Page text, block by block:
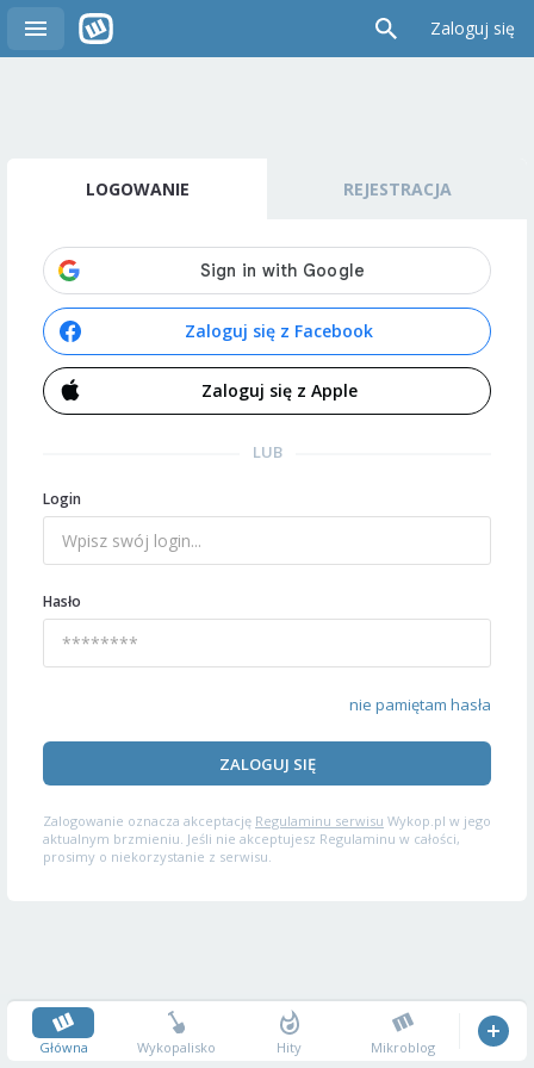
Zaloguj się
LOGOWANIE REJESTRACJA
Zaloguj się z Facebook
Zaloguj się z Apple
LUB
Login
Hasło
nie pamiętam hasła
ZALOGUJ SIĘ
Zalogowanie oznacza akceptację Regulaminu serwisu Wykop.pl w jego
aktualnym brzmieniu. Jeśli nie akceptujesz Regulaminu w całości,
prosimy o niekorzystanie z serwisu.
Główna Wykopalisko Hity Mikroblog